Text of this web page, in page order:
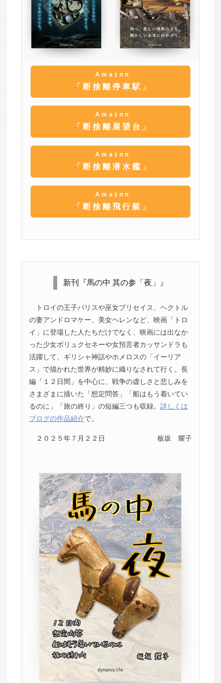
Amazon
「断捨離停車駅」
Amazon
「断捨離展望台」
Amazon
「断捨離潜水艦」
Amazon
「断捨離飛行艇」
新刊『馬の中 其の参「夜」』
トロイの王子パリスや巫女ブリセイス、ヘクトル
の妻アンドロマケー、美女ヘレンなど、映画「トロ
イ」に登場した人たちだけでなく、映画には出なか
った少女ポリュクセネーや女預言者カッサンドラも
活躍して、ギリシャ神話やホメロスの「イーリア
ス」で描かれた世界が精妙に織りなされて行く。長
編「１２日間」を中心に、戦争の虚しさと悲しみを
さまざまに描いた「想定問答」「船はもう着いてい
るのに」「旅の終り」の短編三つも収録。 詳しくは
ブログの作品紹介で。
２０２５年７月２２日 板坂 耀子